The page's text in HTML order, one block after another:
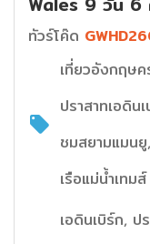
ทัวร์โค๊ด
เที่ยวอังกฤษ
ปราสาทเอดิน
ชมสยามแมน
เรือแม่น้ำเทมส์
เอดินเบิร์ก, ป